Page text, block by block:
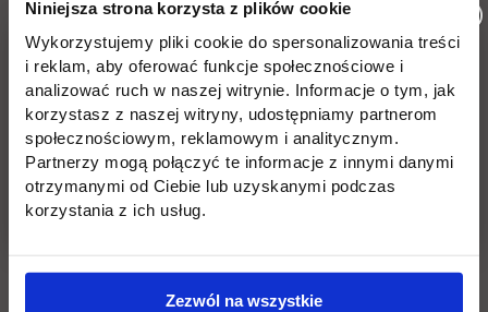
Niniejsza strona korzysta z plików cookie
Wykorzystujemy pliki cookie do spersonalizowania treści
i reklam, aby oferować funkcje społecznościowe i
analizować ruch w naszej witrynie. Informacje o tym, jak
korzystasz z naszej witryny, udostępniamy partnerom
społecznościowym, reklamowym i analitycznym.
Partnerzy mogą połączyć te informacje z innymi danymi
otrzymanymi od Ciebie lub uzyskanymi podczas
korzystania z ich usług.
Zezwól na wszystkie
publicznych, agencji ochrony, firm transportowych
oraz osób indywidualnych. Projektuje i wykonuje
specjalistyczne urządzenia elektroniczne, które są
wykorzystywane nie tylko w radiokomunikacji. Jest
producentem zaawansowanych systemów
elektronicznych i diagnostycznych stosowanych w
technice motoryzacyjnej. Tworzy specjalistyczne
oprogramowanie przeznaczone na rynek
warsztatowy.
Środkowej zajmująca się produkcją urządzeń do